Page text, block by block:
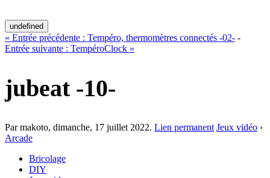
undefined
« Entrée précédente : Tempéro, thermomètres connectés -02- -
Entrée suivante : TempéroClock »
jubeat -10-
Par makoto, dimanche, 17 juillet 2022. Lien permanent Jeux vidéo ›
Arcade
Bricolage
DIY